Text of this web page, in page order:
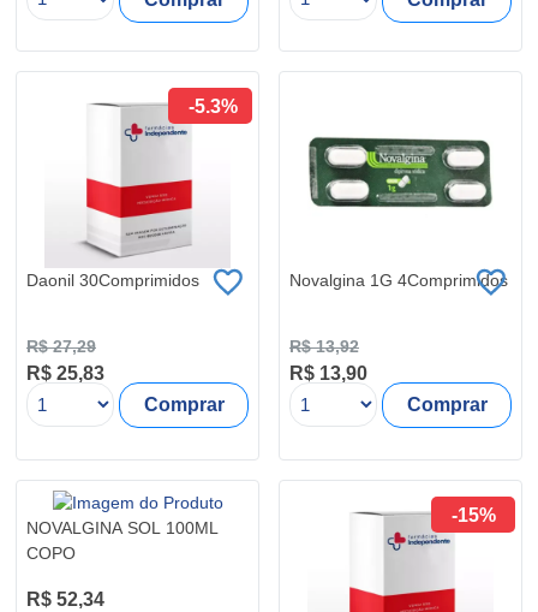
-5.3%
Daonil 30Comprimidos
R$ 27,29
R$ 25,83
Comprar
Novalgina 1G 4Comprimidos
R$ 13,92
R$ 13,90
Comprar
NOVALGINA SOL 100ML
COPO
R$ 52,34
-15%